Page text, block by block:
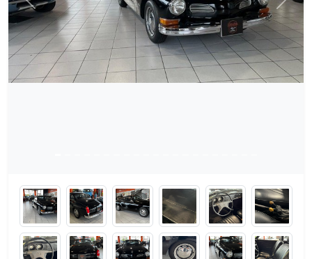
Précédent